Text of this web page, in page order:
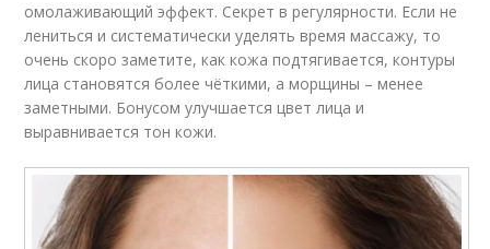
омолаживающий эффект. Секрет в регулярности. Если не
лениться и систематически уделять время массажу, то
очень скоро заметите, как кожа подтягивается, контуры
лица становятся более чёткими, а морщины – менее
заметными. Бонусом улучшается цвет лица и
выравнивается тон кожи.